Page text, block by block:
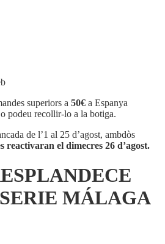
superiors a 50€ a Espanya
podeu recollir-lo a la botiga.
de l’1 al 25 d’agost, ambdòs
reactivaran el dimecres 26 d’agost.
MÁLAGA